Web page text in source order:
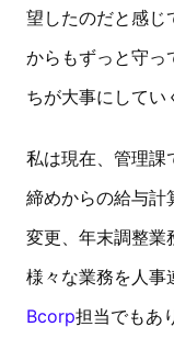
望したのだと感じ
からもずっと守っ
ちが大事にしてい
私は現在、管理課
締めからの給与計
変更、年末調整業
様々な業務を人事
Bcorp担当でもあ